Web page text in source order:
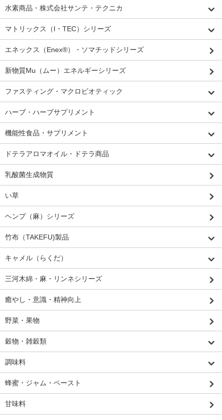
水素商品・株式会社サンテ・テクニカ
マトリックス（I・TEC）シリーズ
エネックス（Enex®）・ソマチッドシリーズ
新物質Mu（ムー）エネルギーシリーズ
ファスティング・マクロビオティック
ハーブ・ハーブサプリメント
機能性食品・サプリメント
ドテラアロマオイル・ドテラ商品
乳酸菌生成物質
い草
ヘンプ（麻）シリーズ
竹布（TAKEFU)製品
キャメル（らくだ）
三河木綿・麻・リンネシリーズ
癒やし・意識・精神向上
野菜・果物
穀物・雑穀類
調味料
蜂蜜・ジャム・ペースト
甘味料